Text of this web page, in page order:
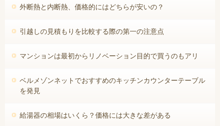
外断熱と内断熱、価格的にはどちらが安いの？
引越しの見積もりを比較する際の第一の注意点
マンションは最初からリノベーション目的で買うのもアリ
ベルメゾンネットでおすすめのキッチンカウンターテーブル
を発見
給湯器の相場はいくら？価格には大きな差がある